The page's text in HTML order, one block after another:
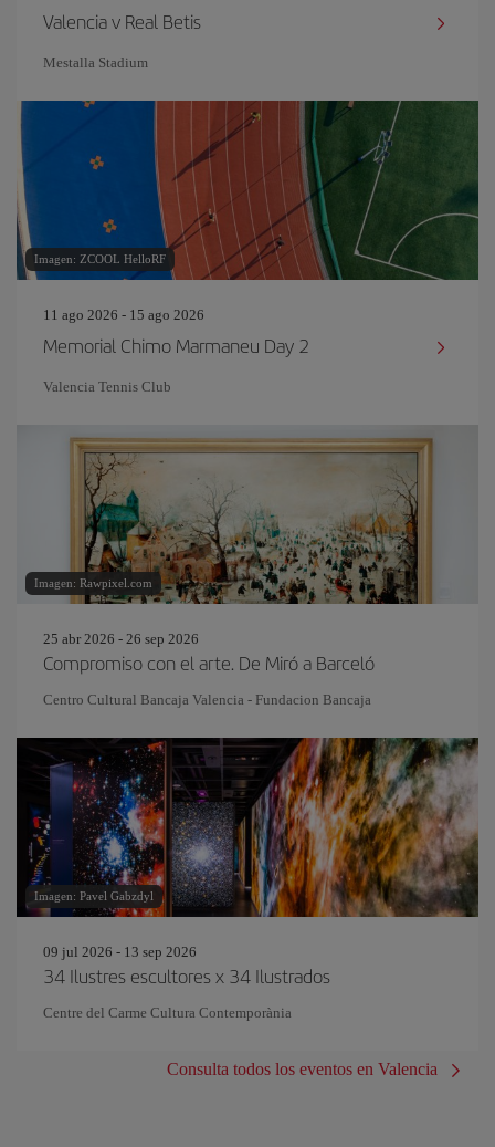
Valencia v Real Betis
Mestalla Stadium
Imagen: ZCOOL HelloRF
11 ago 2026 - 15 ago 2026
Memorial Chimo Marmaneu Day 2
Valencia Tennis Club
Imagen: Rawpixel.com
25 abr 2026 - 26 sep 2026
Compromiso con el arte. De Miró a Barceló
Centro Cultural Bancaja Valencia - Fundacion Bancaja
Imagen: Pavel Gabzdyl
09 jul 2026 - 13 sep 2026
34 Ilustres escultores x 34 Ilustrados
Centre del Carme Cultura Contemporània
Consulta todos los eventos en Valencia